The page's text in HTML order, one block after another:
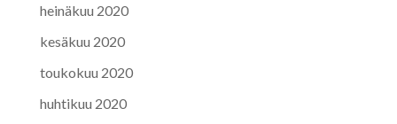
heinäkuu 2020
kesäkuu 2020
toukokuu 2020
huhtikuu 2020